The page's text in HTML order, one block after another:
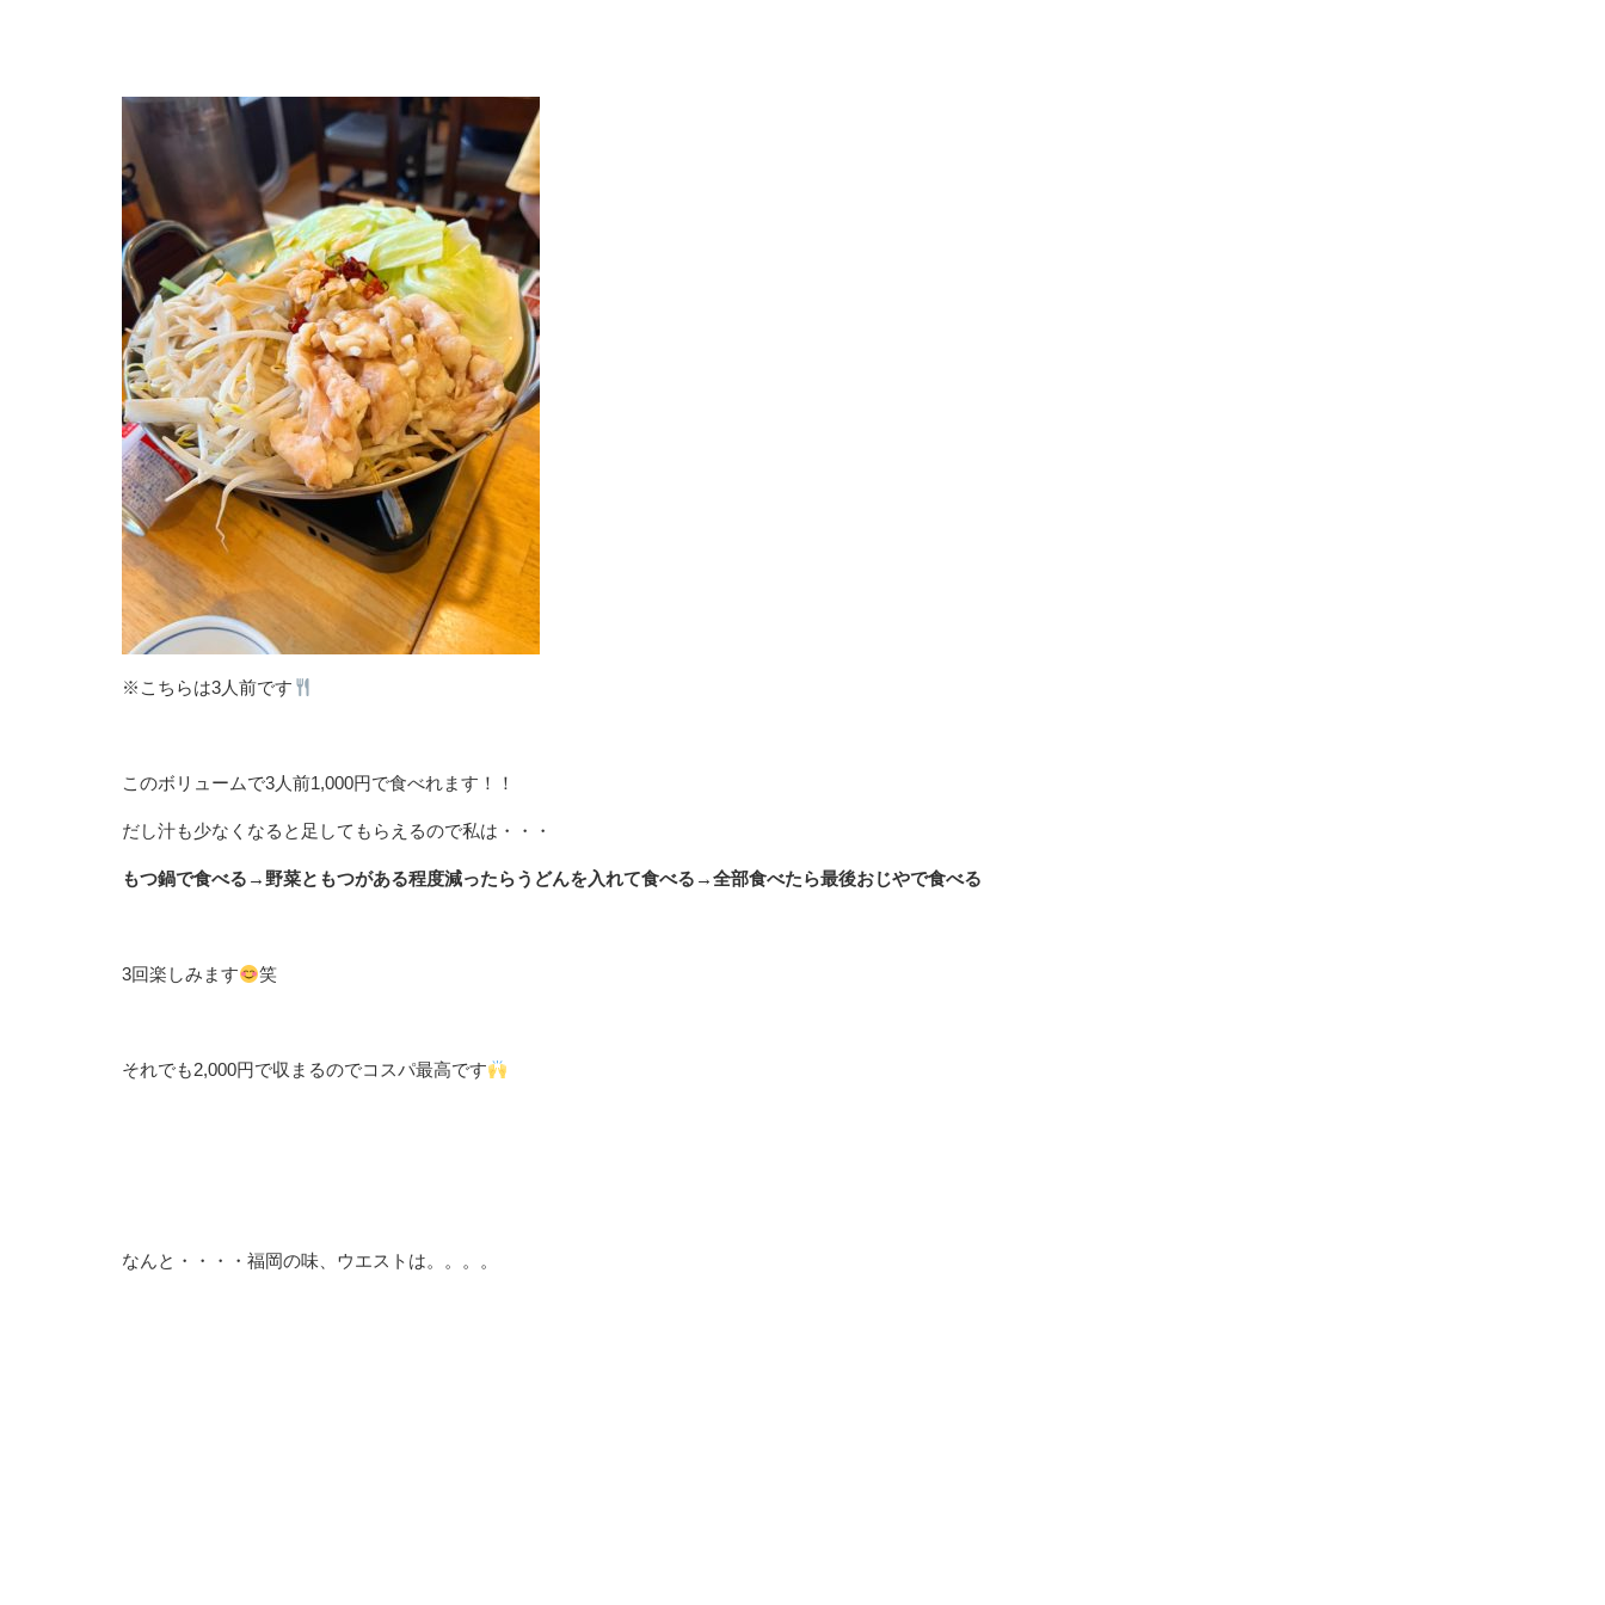
※こちらは3人前です
このボリュームで3人前1,000円で食べれます！！
だし汁も少なくなると足してもらえるので私は・・・
もつ鍋で食べる→野菜ともつがある程度減ったらうどんを入れて食べる→全部食べたら最後おじやで食べる
3回楽しみます 笑
それでも2,000円で収まるのでコスパ最高です
なんと・・・・福岡の味、ウエストは。。。。